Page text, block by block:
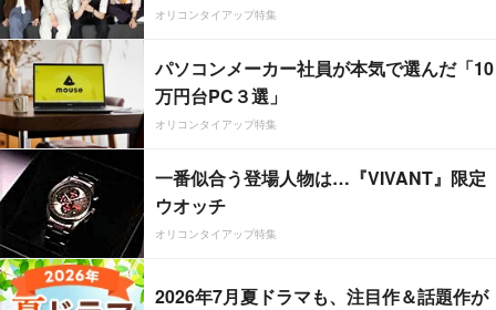
オリコンタイアップ特集
パソコンメーカー社員が本気で選んだ「10
万円台PC３選」
オリコンタイアップ特集
一番似合う登場人物は…『VIVANT』限定
ウオッチ
オリコンタイアップ特集
2026年7月夏ドラマも、注目作＆話題作が